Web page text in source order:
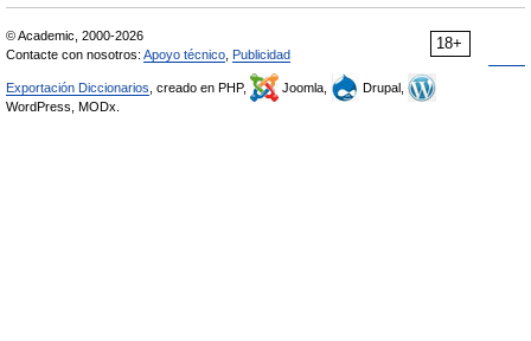
18+
© Academic, 2000-2026
Contacte con nosotros: Apoyo técnico Publicidad
Exportación Diccionarios , creado en PHP, Joomla,
Drupal,
WordPress, MODx.